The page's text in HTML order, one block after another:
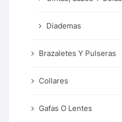
Diademas
Brazaletes Y Pulseras
Collares
Gafas O Lentes